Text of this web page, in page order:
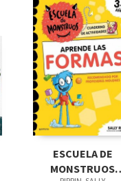
ESCUELA DE
MONSTRUOS